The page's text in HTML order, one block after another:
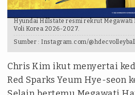
Hyundai Hillstate resmi rekrut Megawati
Voli Korea 2026-2027.
Sumber : Instagram.com/
Chris Kim ikut menyertai
Red Sparks Yeum Hye-seon